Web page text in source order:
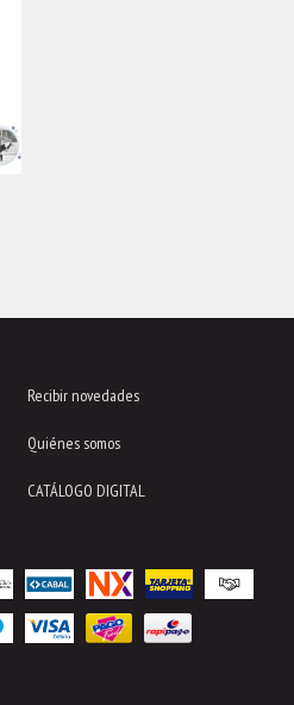
Recibir novedades
Quiénes somos
CATÁLOGO DIGITAL